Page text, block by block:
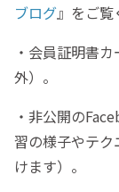
ブログ』をご覧
・会員証明書
外）。
・非公開の
習の様子やテ
けます）。